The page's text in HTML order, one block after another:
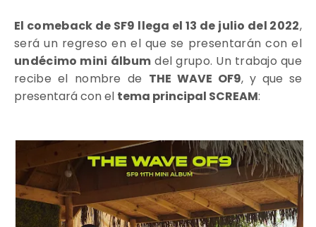
El comeback de SF9 llega el 13 de julio del 2022,
será un regreso en el que se presentarán con el
undécimo mini álbum del grupo. Un trabajo que
recibe el nombre de THE WAVE OF9, y que se
presentará con el tema principal SCREAM: